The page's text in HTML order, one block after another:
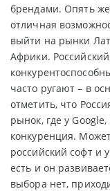
брендами. Опять
отличная
выйти на рынки
Африки.
часто ругают – в
отметить, что
рынок, где у
конкуренция.
российский софт и
есть и он
выбора нет,